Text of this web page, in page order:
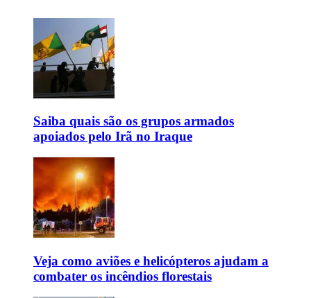
Saiba quais são os grupos armados
apoiados pelo Irã no Iraque
Veja como aviões e helicópteros ajudam a
combater os incêndios florestais